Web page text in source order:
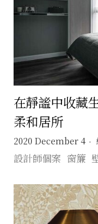
在靜謐中收藏
柔和居所
2020 December 4
設計師個案 窗簾